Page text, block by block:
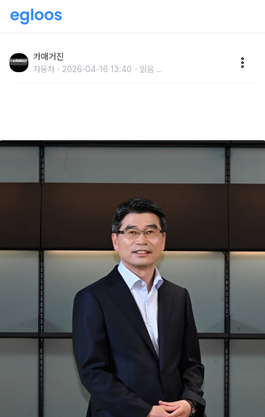
표창 수상
카매거진
자동차 2026-04-16 13:40 읽음 ...